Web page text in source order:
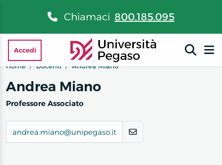
Chiamaci 800.185.095
Accedi
Home
Docenti Andrea Miano
Andrea Miano
Professore Associato
andrea.miano@unipegaso.it